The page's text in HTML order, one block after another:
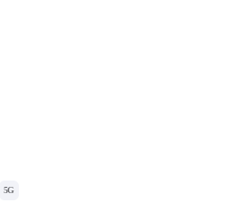
5G